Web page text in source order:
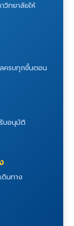
าวิทยาลัยให้
ครบทุกขั้นตอน
บอนุมัติ
ดินทาง